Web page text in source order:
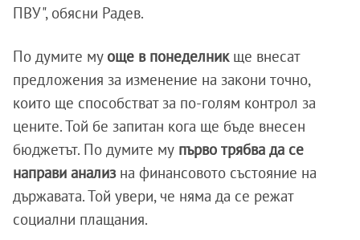
ПВУ", обясни Радев.
По думите му още в понеделник ще внесат
предложения за изменение на закони точно,
които ще способстват за по-голям контрол за
цените. Той бе запитан кога ще бъде внесен
бюджетът. По думите му първо трябва да се
направи анализ на финансовото състояние на
държавата. Той увери, че няма да се режат
социални плащания.